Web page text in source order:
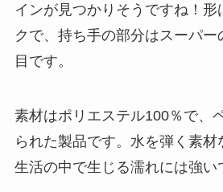
インが見つかりそうですね！形
クで、持ち手の部分はスーパー
目です。
素材はポリエステル100％で、
られた製品です。水を弾く素
生活の中で生じる濡れには強い